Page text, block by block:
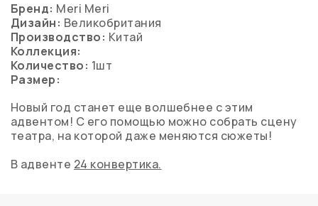
Бренд: Meri Meri
Дизайн: Великобритания
Производство: Китай
Коллекция:
Количество: 1шт
Размер:
Новый год станет еще волшебнее с этим
адвентом! С его помощью можно собрать сцену
театра, на которой даже меняются сюжеты!
В адвенте 24 конвертика.